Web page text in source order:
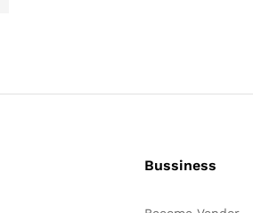
Bussiness